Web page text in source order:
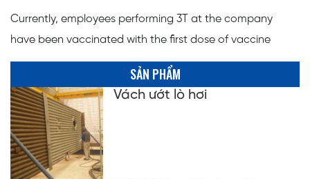
Currently, employees performing 3T at the company
have been vaccinated with the first dose of vaccine
SẢN PHẨM
Vách ướt lò hơi